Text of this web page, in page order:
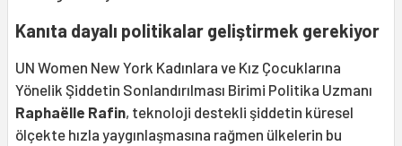
Kanıta dayalı politikalar geliştirmek gerekiyor
UN Women New York Kadınlara ve Kız Çocuklarına
Yönelik Şiddetin Sonlandırılması Birimi Politika Uzmanı
Raphaëlle Rafin, teknoloji destekli şiddetin küresel
ölçekte hızla yaygınlaşmasına rağmen ülkelerin bu